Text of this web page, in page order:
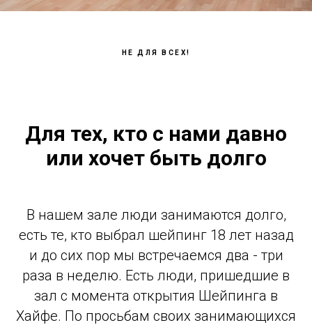
НЕ ДЛЯ ВСЕХ!
Для тех, кто с нами давно
или хочет быть долго
В нашем зале люди занимаются долго,
есть те, кто выбрал шейпинг 18 лет назад
и до сих пор мы встречаемся два - три
раза в неделю. Есть люди, пришедшие в
зал с момента открытия Шейпинга в
Хайфе. По просьбам своих занимающихся